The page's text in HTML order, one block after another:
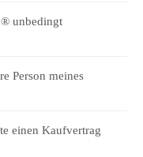
unbedingt
Person meines
einen Kaufvertrag